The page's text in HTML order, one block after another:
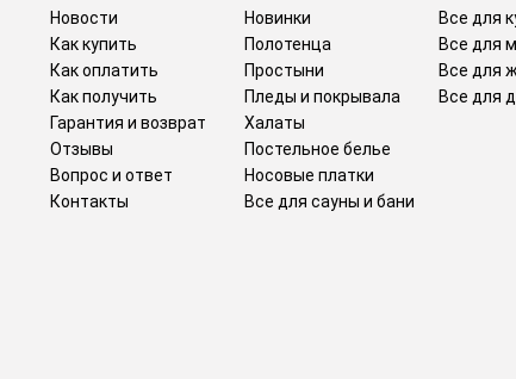
Новости
Как купить
Как оплатить
Как получить
Гарантия и возврат
Отзывы
Вопрос и ответ
Контакты
Новинки
Полотенца
Простыни
Пледы и покрывала
Халаты
Постельное белье
Носовые платки
Все для сауны и бани
Все для
Все для
Все для
Все для